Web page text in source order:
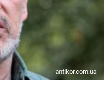
antikor.com.ua